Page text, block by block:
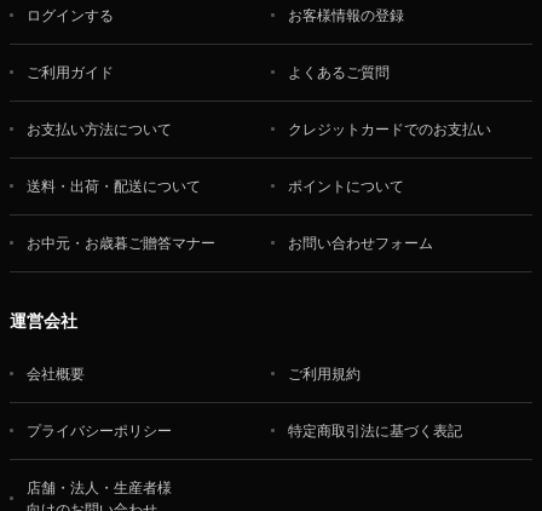
ログインする お客様情報の登録
ご利用ガイド よくあるご質問
お支払い方法について クレジットカードでのお支払い
送料・出荷・配送について ポイントについて
お中元・お歳暮ご贈答マナー お問い合わせフォーム
運営会社
会社概要 ご利用規約
プライバシーポリシー 特定商取引法に基づく表記
店舗・法人・生産者様